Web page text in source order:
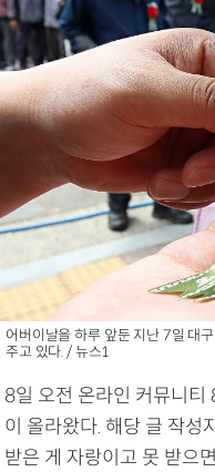
어버이날을 하루 앞둔 지난 7일 대
주고 있다. / 뉴스1
8일 오전 온라인 커뮤니
이 올라왔다. 해당 글 작성
받은 게 자랑이고 못 받으